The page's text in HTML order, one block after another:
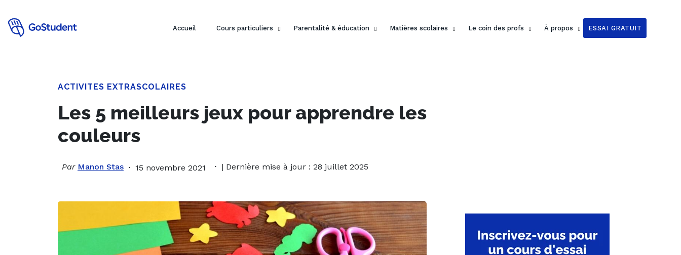
Accueil Cours particuliers Parentalité & éducation Matières scolaires Le coin des profs À propos ESSAI GRATUIT
ACTIVITES EXTRASCOLAIRES
Les 5 meilleurs jeux pour apprendre les
couleurs
Par Manon Stas 15 novembre 2021 | Dernière mise à jour : 28 juillet 2025